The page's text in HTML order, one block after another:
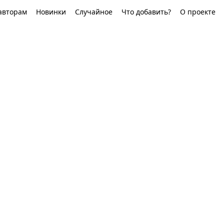
Новинки Случайное Что добавить? О проекте